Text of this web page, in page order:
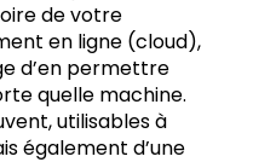
de votre
en ligne (cloud),
d’en permettre
quelle machine.
utilisables à
également d’une